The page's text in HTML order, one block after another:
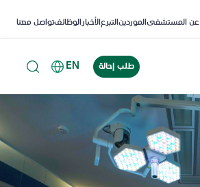
عن المستشفىالموردينالتبرعالأخبارالوظائفتواصل معنا
طلب إحالة EN